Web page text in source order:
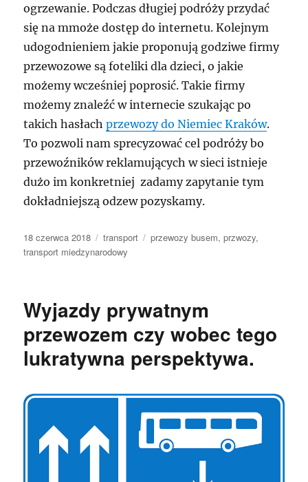
ogrzewanie. Podczas długiej podróży przydać
się na mmoże dostęp do internetu. Kolejnym
udogodnieniem jakie proponują godziwe firmy
przewozowe są foteliki dla dzieci, o jakie
możemy wcześniej poprosić. Takie firmy
możemy znaleźć w internecie szukając po
takich hasłachprzewozy do Niemiec Kraków.
To pozwoli nam sprecyzować cel podróży bo
przewoźników reklamujących w sieci istnieje
dużo im konkretniej zadamy zapytanie tym
dokładniejszą odzew pozyskamy.
Data
publikacji
18 czerwca 2018 Kategorie
transport Tagi
przewozy busem,przwozy,
transport miedzynarodowy
Wyjazdy prywatnym
przewozem czy wobec tego
lukratywna perspektywa.